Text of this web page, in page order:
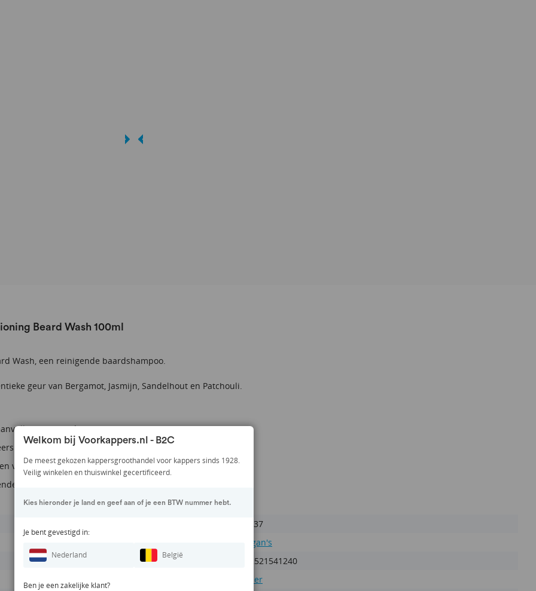
Beard Wash 100ml
Wash, een reinigende baardshampoo.
geur van Bergamot, Jasmijn, Sandelhout en Patchouli.
op baardverzorgingsset
en goed verzorgde baard
verzorgt baardhaar
geur
MG037
Morgan's
5012521541240
Barber
Welkom bij Voorkappers.nl - B2C
De meest gekozen kappersgroothandel voor kappers sinds 1928.
Veilig winkelen en thuiswinkel gecertificeerd.
Kies hieronder je land en geef aan of je een BTW nummer hebt.
Je bent gevestigd in:
Nederland België
Ben je een zakelijke klant?